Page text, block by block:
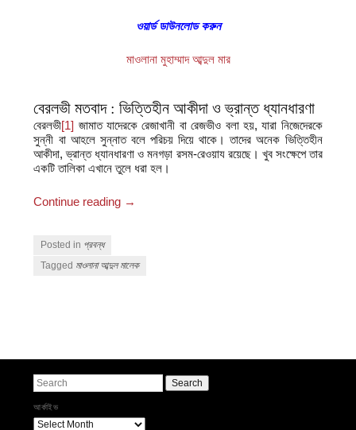
ওয়ার্ড ডাউনলোড করুন
মাওলানা মুহাম্মাদ আব্দুল মার
বেরলভী মতবাদ : ভিত্তিহীন আকীদা ও ভ্রান্ত ধ্যানধারণা
বেরলভী[1] জামাত যাদেরকে রেজাখানী বা রেজভীও বলা হয়, যারা নিজেদেরকে
সুন্নী বা আহলে সুন্নাত বলে পরিচয় দিয়ে থাকে। তাদের অনেক ভিত্তিহীন
আকীদা, ভ্রান্ত ধ্যানধারণা ও মনগড়া রসম-রেওয়ায রয়েছে। খুব সংক্ষেপে তার
একটি তালিকা এখানে তুলে ধরা হল।
Continue reading →
Posted in প্রবন্ধ
Tagged মাওলানা আব্দুল মালেক
Search
আর্কাইভ
আর্কাইভ